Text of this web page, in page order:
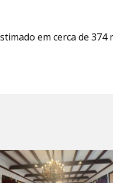
em cerca de 374